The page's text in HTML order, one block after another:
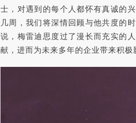
士，对遇到的每个人都怀有真诚的
几周，我们将深情回顾与他共度的
说，梅雷迪思度过了漫长而充实的
献，进而为未来多年的企业带来积极